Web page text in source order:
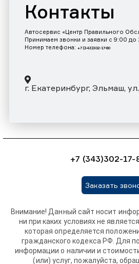
Контакты
Автосервис «Центр Правильного
Принимаем звонки и заявки с 9:00
Номер телефона: +7 (343)302-17-80
г. Екатеринбург, Эльмаш,
+7 (343)302-17-
Заказать
Внимание! Данный сайт носит
ни при каких условиях не
которая определяется
гражданского кодекса РФ. Для
информации о наличии и
(или) услуг, пожалуйста,